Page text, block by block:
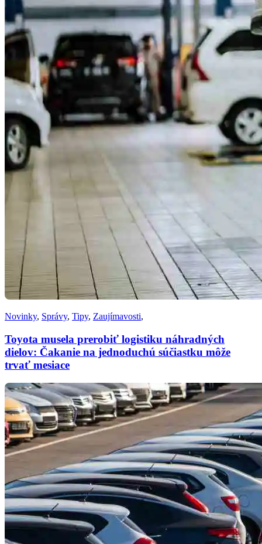
Novinky, Správy, Tipy, Zaujímavosti,
Toyota musela prerobiť logistiku náhradných
dielov: Čakanie na jednoduchú súčiastku môže
trvať mesiace